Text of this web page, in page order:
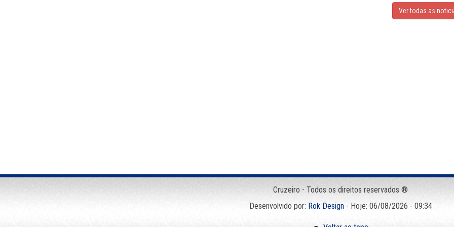
Ver todas as
Cruzeiro - Todos os direitos reservados ®
Desenvolvido por: Rok Design- Hoje: 06/08/2026 - 09:34